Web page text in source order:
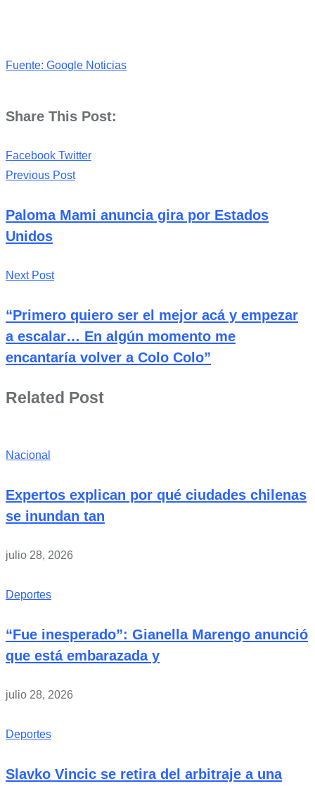
Fuente: Google Noticias
Share This Post:
Facebook TwitterPinterest
Whatsapp
Cloud
StumbleUpon
Print
Share
Previous Post
Paloma Mami anuncia gira por Estados
Unidos
Next Post
“Primero quiero ser el mejor acá y empezar
a escalar… En algún momento me
encantaría volver a Colo Colo”
Related Post
Nacional
Expertos explican por qué ciudades chilenas
se inundan tan
julio 28, 2026
Deportes
“Fue inesperado”: Gianella Marengo anunció
que está embarazada y
julio 28, 2026
Deportes
Slavko Vincic se retira del arbitraje a una